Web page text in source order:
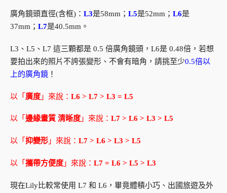
廣角鏡頭直徑(含框)： L3是58mm； L5是52mm； L6是
37mm； L7是40.5mm。
L3、L5、L7 這三顆都是 0.5 倍廣角鏡頭，L6是 0.48倍，若想
要拍出來的照片不誇張變形、不會有暗角，請挑至少0.5倍以
上的廣角鏡 ！
以「 廣度 」來說： L6 > L7 > L3 = L5
以「 邊緣畫質 清晰度 」來說： L7 > L6 > L3 > L5
以「 抑變形 」來說： L7 > L6 > L3 > L5
以「 攜帶方便度 」來說： L7 = L6 > L5 > L3
現在Lily比較常使用 L7 和 L6，畢竟體積小巧、出國旅遊及外